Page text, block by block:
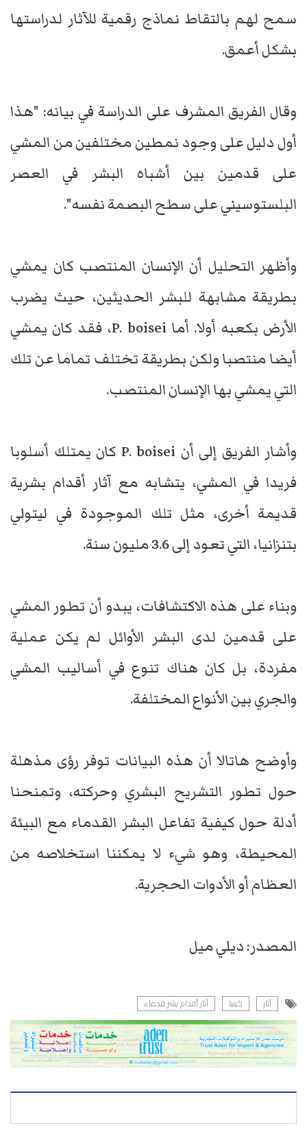
سمح لهم بالتقاط نماذج رقمية للآثار لدراستها
بشكل أعمق.
وقال الفريق المشرف على الدراسة في بيانه: "هذا
أول دليل على وجود نمطين مختلفين من المشي
على قدمين بين أشباه البشر في العصر
البلستوسيني على سطح البصمة نفسه".
وأظهر التحليل أن الإنسان المنتصب كان يمشي
بطريقة مشابهة للبشر الحديثين، حيث يضرب
الأرض بكعبه أولا. أما P. boisei، فقد كان يمشي
أيضا منتصبا ولكن بطريقة تختلف تماما عن تلك
التي يمشي بها الإنسان المنتصب.
وأشار الفريق إلى أن P. boisei كان يمتلك أسلوبا
فريدا في المشي، يتشابه مع آثار أقدام بشرية
قديمة أخرى، مثل تلك الموجودة في ليتولي
بتنزانيا، التي تعود إلى 3.6 مليون سنة.
وبناء على هذه الاكتشافات، يبدو أن تطور المشي
على قدمين لدى البشر الأوائل لم يكن عملية
مفردة، بل كان هناك تنوع في أساليب المشي
والجري بين الأنواع المختلفة.
وأوضح هاتالا أن هذه البيانات توفر رؤى مذهلة
حول تطور التشريح البشري وحركته، وتمنحنا
أدلة حول كيفية تفاعل البشر القدماء مع البيئة
المحيطة، وهو شيء لا يمكننا استخلاصه من
العظام أو الأدوات الحجرية.
المصدر: ديلي ميل
آثار كينيا آثار أقدام بشر قدماء